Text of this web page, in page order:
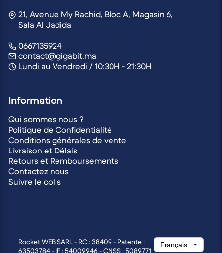
21, Avenue My Rachid, Bloc A, Magasin 6,
Sala Al Jadida
0667135924
contact@gigabit.ma
Lundi au Vendredi / 10:30H - 21:30H
Information
Qui sommes nous ?
Politique de Confidentialité
Conditions générales de vente
Livraison et Délais
Retours et Remboursements
Contactez nous
Suivre le colis
Rocket WEB SARL - RC : 38409 - Patente :
63503784 - IF : 54009946 - CNSS : 5089771